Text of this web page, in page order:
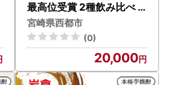
最高位受賞 2種飲み比べ 2
5度720ml×6本セット 「
逢初」「黒麹ゴールド正春
」本格芋焼酎＜45-10a＞
宮崎県西都市
(0)
20,000